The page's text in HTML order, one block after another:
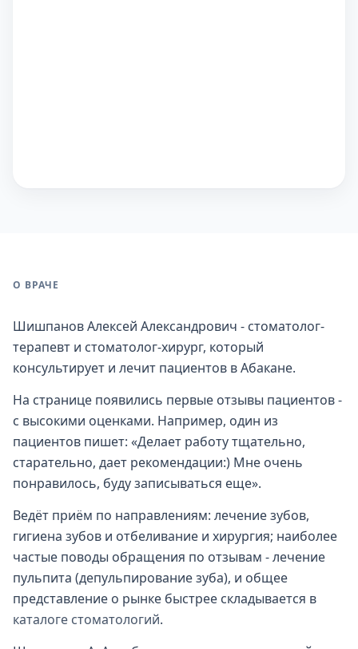
О ВРАЧЕ
Шишпанов Алексей Александрович - стоматолог-
терапевт и стоматолог-хирург, который
консультирует и лечит пациентов в Абакане.
На странице появились первые отзывы пациентов -
с высокими оценками. Например, один из
пациентов пишет: «Делает работу тщательно,
старательно, дает рекомендации:) Мне очень
понравилось, буду записываться еще».
Ведёт приём по направлениям: лечение зубов,
гигиена зубов и отбеливание и хирургия; наиболее
частые поводы обращения по отзывам - лечение
пульпита (депульпирование зуба), и общее
представление о рынке быстрее складывается в
каталоге стоматологий.